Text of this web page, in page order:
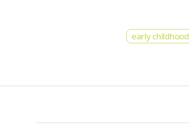
early childhood